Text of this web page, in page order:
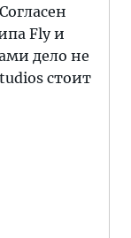
Fly и
дело не
стоит